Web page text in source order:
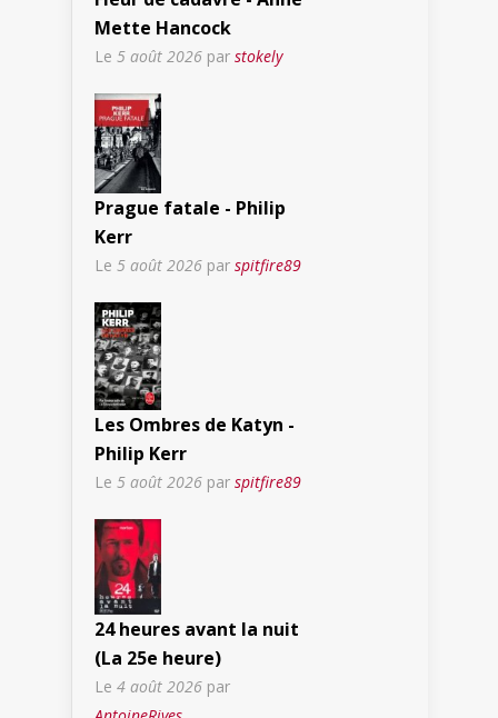
Mette Hancock
Le 5 août 2026 par stokely
Prague fatale - Philip
Kerr
Le 5 août 2026 par spitfire89
Les Ombres de Katyn -
Philip Kerr
Le 5 août 2026 par spitfire89
24 heures avant la nuit
(La 25e heure)
Le 4 août 2026 par